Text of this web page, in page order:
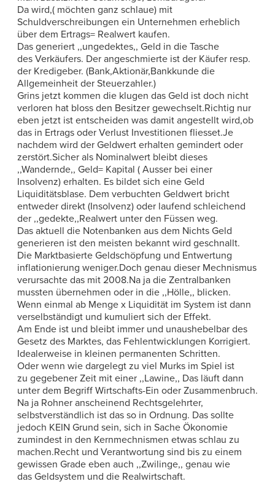
Da wird,( möchten ganz schlaue) mit
Schuldverschreibungen ein Unternehmen erheblich
über dem Ertrags= Realwert kaufen.
Das generiert ,,ungedektes,, Geld in die Tasche
des Verkäufers. Der angeschmierte ist der Käufer resp.
der Kredigeber. (Bank,Aktionär,Bankkunde die
Allgemeinheit der Steuerzahler.)
Grins jetzt kommen die klugen das Geld ist doch nicht
verloren hat bloss den Besitzer gewechselt.Richtig nur
eben jetzt ist entscheiden was damit angestellt wird,ob
das in Ertrags oder Verlust Investitionen fliesset.Je
nachdem wird der Geldwert erhalten gemindert oder
zerstört.Sicher als Nominalwert bleibt dieses
,,Wandernde,, Geld= Kapital ( Ausser bei einer
Insolvenz) erhalten. Es bildet sich eine Geld
Liquiditätsblase. Dem verbuchten Geldwert bricht
entweder direkt (Insolvenz) oder laufend schleichend
der ,,gedekte,,Realwert unter den Füssen weg.
Das aktuell die Notenbanken aus dem Nichts Geld
generieren ist den meisten bekannt wird geschnallt.
Die Marktbasierte Geldschöpfung und Entwertung
inflationierung weniger.Doch genau dieser Mechnismus
verursachte das mit 2008.Na ja die Zentralbanken
mussten übernehmen oder in die ,,Hölle,, blicken.
Wenn einmal ab Menge x Liquidität im System ist dann
verselbständigt und kumuliert sich der Effekt.
Am Ende ist und bleibt immer und unaushebelbar des
Gesetz des Marktes, das Fehlentwicklungen Korrigiert.
Idealerweise in kleinen permanenten Schritten.
Oder wenn wie dargelegt zu viel Murks im Spiel ist
zu gegebener Zeit mit einer ,,Lawine,, Das läuft dann
unter dem Begriff Wirtschafts-Ein oder Zusammenbruch.
Na ja Rohner anscheinend Rechtsgelehrter,
selbstverständlich ist das so in Ordnung. Das sollte
jedoch KEIN Grund sein, sich in Sache Ökonomie
zumindest in den Kernmechnismen etwas schlau zu
machen.Recht und Verantwortung sind bis zu einem
gewissen Grade eben auch ,,Zwilinge,, genau wie
das Geldsystem und die Realwirtschaft.